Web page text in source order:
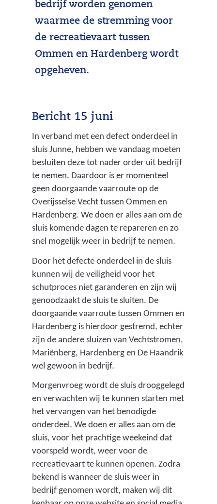
bedrijf worden genomen
waarmee de stremming voor
de recreatievaart tussen
Ommen en Hardenberg wordt
opgeheven.
Bericht 15 juni
In verband met een defect onderdeel in
sluis Junne, hebben we vandaag moeten
besluiten deze tot nader order uit bedrijf
te nemen. Daardoor is er momenteel
geen doorgaande vaarroute op de
Overijsselse Vecht tussen Ommen en
Hardenberg. We doen er alles aan om de
sluis komende dagen te repareren en zo
snel mogelijk weer in bedrijf te nemen.
Door het defecte onderdeel in de sluis
kunnen wij de veiligheid voor het
schutproces niet garanderen en zijn wij
genoodzaakt de sluis te sluiten. De
doorgaande vaarroute tussen Ommen en
Hardenberg is hierdoor gestremd, echter
zijn de andere sluizen van Vechtstromen,
Mariënberg, Hardenberg en De Haandrik
wel gewoon in bedrijf.
Morgenvroeg wordt de sluis drooggelegd
en verwachten wij te kunnen starten met
het vervangen van het benodigde
onderdeel. We doen er alles aan om de
sluis, voor het prachtige weekeind dat
voorspeld wordt, weer voor de
recreatievaart te kunnen openen. Zodra
bekend is wanneer de sluis weer in
bedrijf genomen wordt, maken wij dit